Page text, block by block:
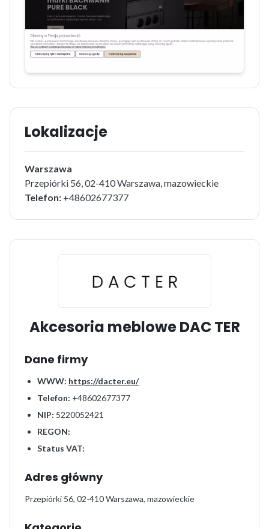
Lokalizacje
Warszawa
Przepiórki 56, 02-410 Warszawa, mazowieckie
Telefon: +48602677377
Akcesoria meblowe DAC TER
Dane firmy
WWW: https://dacter.eu/
Telefon: +48602677377
NIP: 5220052421
REGON:
Status VAT:
Adres główny
Przepiórki 56, 02-410 Warszawa, mazowieckie